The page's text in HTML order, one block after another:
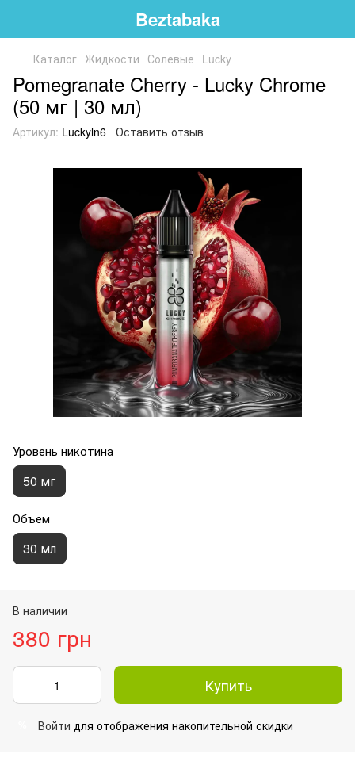
Beztabaka
Каталог Жидкости Солевые Lucky
Pomegranate Cherry - Lucky Chrome
(50 мг | 30 мл)
Артикул: Luckyln6 Оставить отзыв
Уровень никотина
50 мг
Объем
30 мл
В наличии
380 грн
Купить
Войти для отображения накопительной скидки